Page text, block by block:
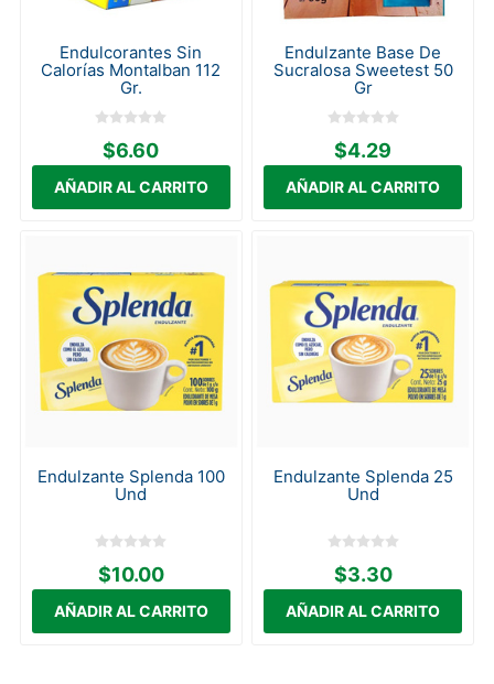
Endulcorantes Sin
Calorías Montalban 112
Gr.
$6.60
Endulzante Base De
Sucralosa Sweetest 50
Gr
$4.29
Endulzante Splenda 100
Und
$10.00
Endulzante Splenda 25
Und
$3.30